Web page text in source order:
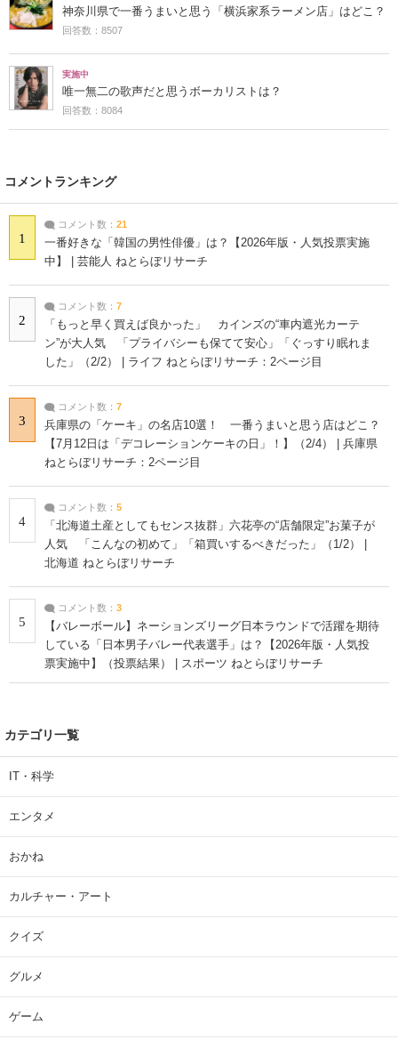
神奈川県で一番うまいと思う「横浜家系ラーメン店」はどこ？
回答数：8507
実施中
唯一無二の歌声だと思うボーカリストは？
回答数：8084
コメントランキング
1
コメント数： 21
一番好きな「韓国の男性俳優」は？【2026年版・人気投票実施
中】 | 芸能人 ねとらぼリサーチ
2
コメント数： 7
「もっと早く買えば良かった」 カインズの“車内遮光カーテ
ン”が大人気 「プライバシーも保てて安心」「ぐっすり眠れま
した」（2/2） | ライフ ねとらぼリサーチ：2ページ目
3
コメント数： 7
兵庫県の「ケーキ」の名店10選！ 一番うまいと思う店はどこ？
【7月12日は「デコレーションケーキの日」！】（2/4） | 兵庫県
ねとらぼリサーチ：2ページ目
4
コメント数： 5
「北海道土産としてもセンス抜群」六花亭の“店舗限定”お菓子が
人気 「こんなの初めて」「箱買いするべきだった」（1/2） |
北海道 ねとらぼリサーチ
5
コメント数： 3
【バレーボール】ネーションズリーグ日本ラウンドで活躍を期待
している「日本男子バレー代表選手」は？【2026年版・人気投
票実施中】（投票結果） | スポーツ ねとらぼリサーチ
カテゴリ一覧
IT・科学
エンタメ
おかね
カルチャー・アート
クイズ
グルメ
ゲーム